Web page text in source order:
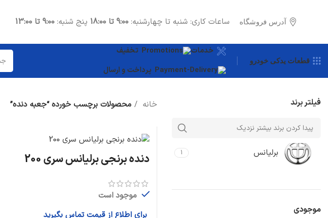
آدرس فروشگاه ساعات کاری: شنبه تا چهارشنبه: 9:00 تا 18:00 پنج شنبه: 9:00 تا 13:00
قطعات یدکی خودرو
خدمات
تخفیف
پرداخت و ارسال
فیلتر برند
برلیانس 1
موجودی
خانه محصولات برچسب خورده “جعبه دنده”
دنده برنجی برلیانس سری 200
موجود است
برای اطلاع از قیمت تماس بگیرید